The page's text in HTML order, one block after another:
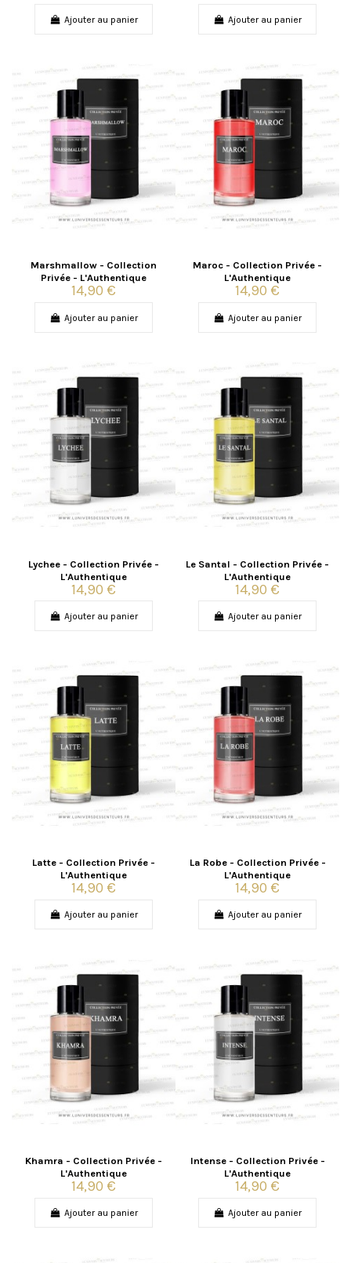
Ajouter au panier Ajouter au panier
Marshmallow - Collection
Privée - L'Authentique
14,90 €
Ajouter au panier
Maroc - Collection Privée -
L'Authentique
14,90 €
Ajouter au panier
Lychee - Collection Privée -
L'Authentique
14,90 €
Ajouter au panier
Le Santal - Collection Privée -
L'Authentique
14,90 €
Ajouter au panier
Latte - Collection Privée -
L'Authentique
14,90 €
Ajouter au panier
La Robe - Collection Privée -
L'Authentique
14,90 €
Ajouter au panier
Khamra - Collection Privée -
L'Authentique
14,90 €
Ajouter au panier
Intense - Collection Privée -
L'Authentique
14,90 €
Ajouter au panier